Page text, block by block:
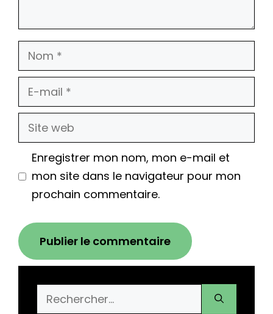
Nom
E-
mail
Site
web
Enregistrer mon nom, mon e-mail et
mon site dans le navigateur pour mon
prochain commentaire.
Rechercher :